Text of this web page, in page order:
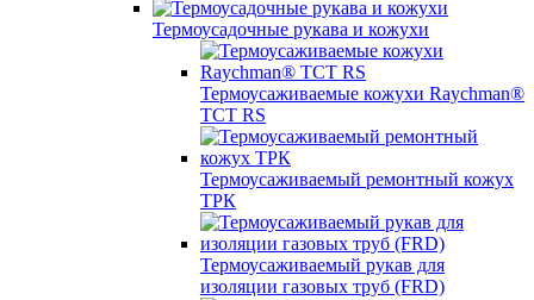
Термоусадочные рукава и кожухи
Термоусаживаемые кожухи Raychman®
TCT RS
Термоусаживаемый ремонтный кожух
ТРК
Термоусаживаемый рукав для
изоляции газовых труб (FRD)